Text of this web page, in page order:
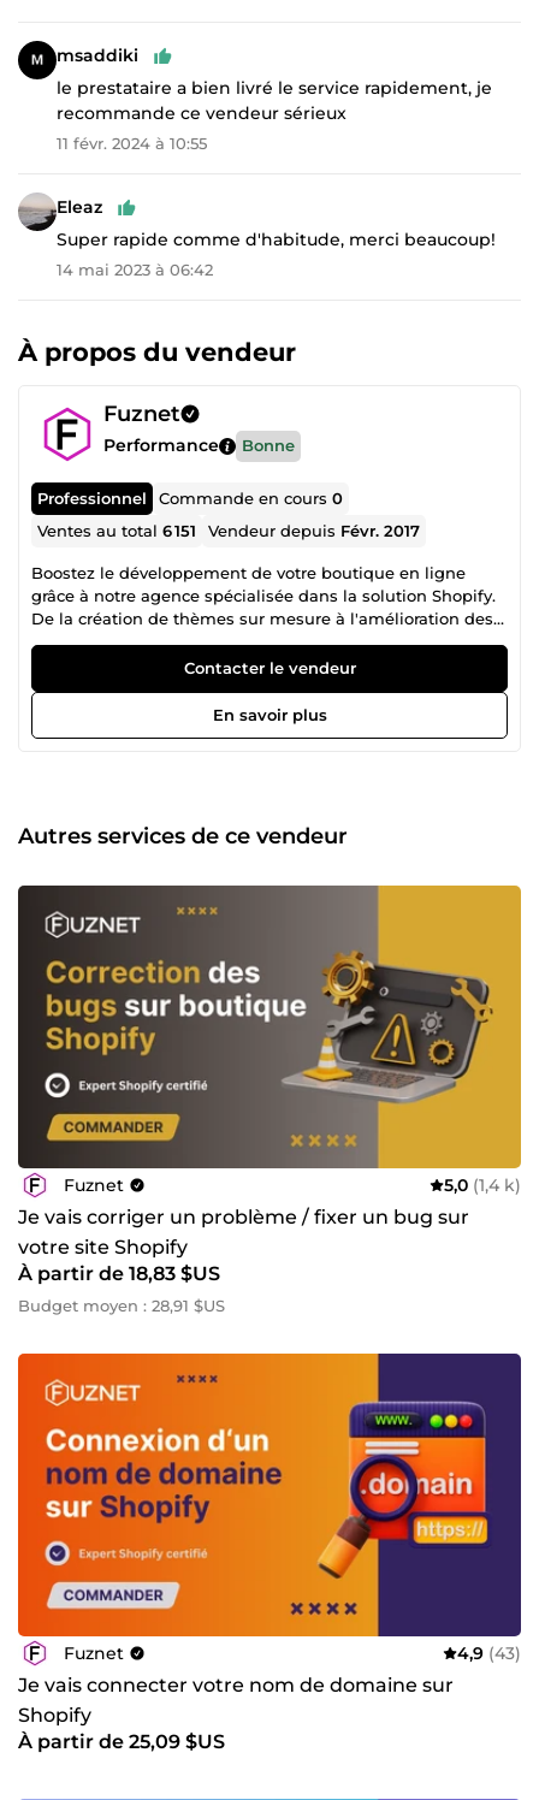
msaddiki
le prestataire a bien livré le service rapidement, je
recommande ce vendeur sérieux
11 févr. 2024 à 10:55
Eleaz
Super rapide comme d'habitude, merci beaucoup!
14 mai 2023 à 06:42
À propos du vendeur
Fuznet
Performance Bonne
Professionnel Commande en cours0
Ventes au total6 151 Vendeur depuis Févr. 2017
Boostez le développement de votre boutique en ligne
grâce à notre agence spécialisée dans la solution Shopify.
De la création de thèmes sur mesure à l'amélioration des
performances, nous vous accompagnons pour développer
votre activité sur le marché français. Explorez nos services
dès aujourd'hui et profitez d'une expérience Shopify
Contacter le vendeur
En savoir plus
Autres services de ce vendeur
Fuznet 5,0 (1,4 k)
Je vais corriger un problème / fixer un bug sur
votre site Shopify
À partir de 18,83 $US
Budget moyen : 28,91 $US
Fuznet 4,9 (43)
Je vais connecter votre nom de domaine sur
Shopify
À partir de 25,09 $US